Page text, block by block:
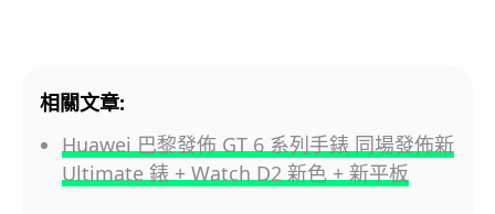
相關文章:
Huawei 巴黎發佈 GT 6 系列手錶 同場發佈新
Ultimate 錶 + Watch D2 新色 + 新平板